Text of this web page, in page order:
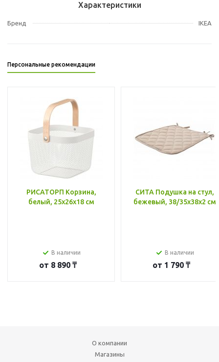
Характеристики
Бренд IKEA
Персональные рекомендации
РИСАТОРП Корзина,
белый, 25x26x18 см
В наличии
от 8 890 ₸
СИТА Подушка на стул,
бежевый, 38/35x38x2 см
В наличии
от 1 790 ₸
О компании
Магазины